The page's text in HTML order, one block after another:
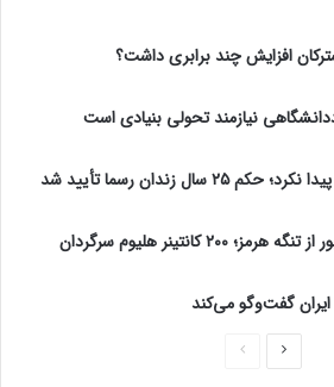
افزایش چند برابری داشت؟
نیازمند تحولی بنیادی است
سال زندان رسما تأیید شد
کانتینر هلیوم سرگردان
ایران گفت‌وگو می‌کند